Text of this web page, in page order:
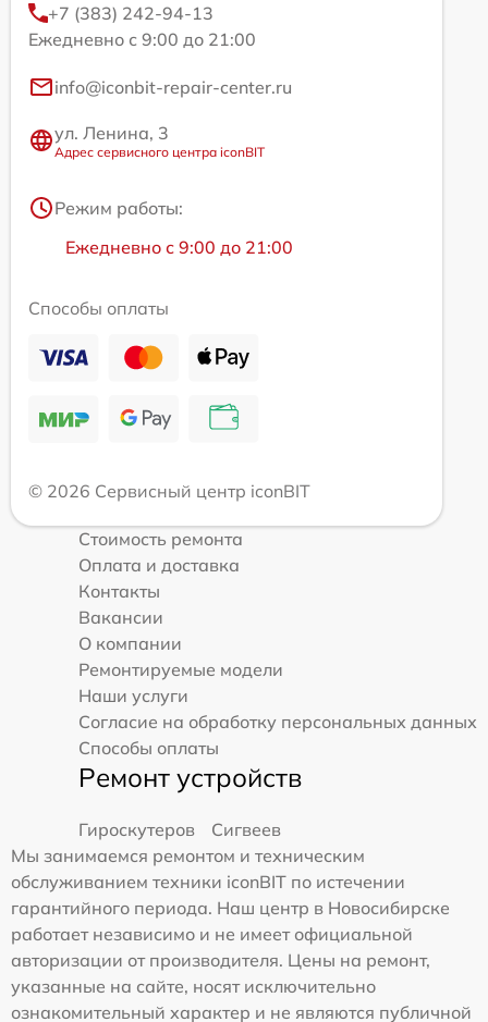
+7 (383) 242-94-13
Ежедневно с 9:00 до 21:00
info@iconbit-repair-center.ru
ул. Ленина, 3
Адрес сервисного центра iconBIT
Режим работы:
Ежедневно с 9:00 до 21:00
Способы оплаты
© 2026 Сервисный центр iconBIT
Стоимость ремонта
Оплата и доставка
Контакты
Вакансии
О компании
Ремонтируемые модели
Наши услуги
Согласие на обработку персональных данных
Способы оплаты
Ремонт устройств
Гироскутеров
Сигвеев
Мы занимаемся ремонтом и техническим
обслуживанием техники iconBIT по истечении
гарантийного периода. Наш центр в Новосибирске
работает независимо и не имеет официальной
авторизации от производителя. Цены на ремонт,
указанные на сайте, носят исключительно
ознакомительный характер и не являются публичной